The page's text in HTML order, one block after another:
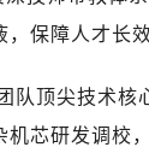
保障人才长效
队顶尖技术核
机芯研发调校